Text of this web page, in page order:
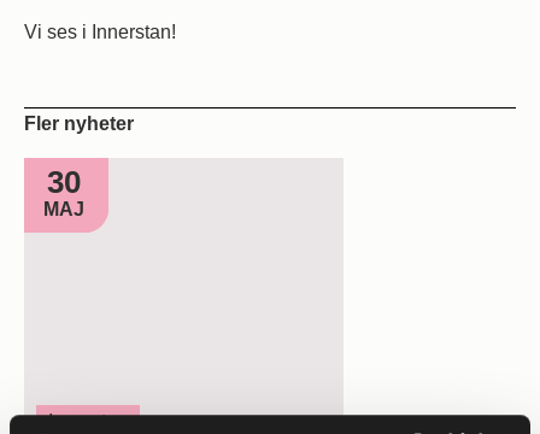
Vi ses i Innerstan!
Fler nyheter
30
MAJ
Innerstan